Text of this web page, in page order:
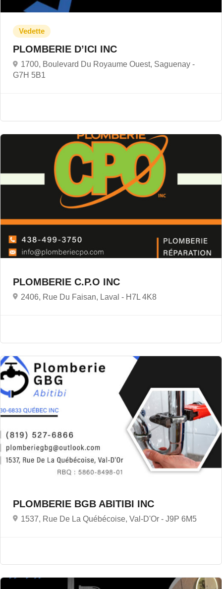
PLOMBERIE D’ICI INC
1700, Boulevard Du Royaume Ouest, Saguenay -
G7H 5B1
PLOMBERIE C.P.O INC
2406, Rue Du Faisan, Laval - H7L 4K8
PLOMBERIE BGB ABITIBI INC
1537, Rue De La Québécoise, Val-D'Or - J9P 6M5